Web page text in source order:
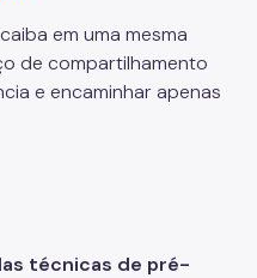
em uma mesma
de compartilhamento
e encaminhar apenas
técnicas de pré-